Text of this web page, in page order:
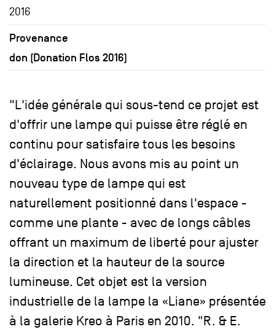
2016
Provenance
don (Donation Flos 2016)
"L'idée générale qui sous-tend ce projet est
d'offrir une lampe qui puisse être réglé en
continu pour satisfaire tous les besoins
d'éclairage. Nous avons mis au point un
nouveau type de lampe qui est
naturellement positionné dans l'espace -
comme une plante - avec de longs câbles
offrant un maximum de liberté pour ajuster
la direction et la hauteur de la source
lumineuse. Cet objet est la version
industrielle de la lampe la «Liane» présentée
à la galerie Kreo à Paris en 2010. "R. & E.